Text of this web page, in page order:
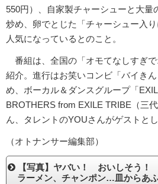
550円）、自家製チャーシューと大量
炒め、卵でとじた「チャーシュー入
人気になっているとのこと。
番組は、全国の「オモてなしすぎ
紹介。進行はお笑いコンビ「バイき
め、ボーカル＆ダンスグループ「
BROTHERS from EXILE TRIBE（三
ん、タレントのYOUさんがゲストと
（オトナンサー編集部）
【写真】ヤバい！ おいしそう
ラーメン、チャンポン…皿からあ